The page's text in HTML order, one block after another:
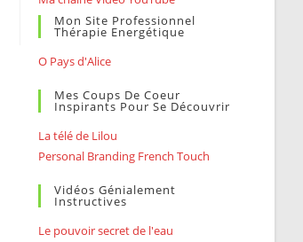
Mon Site Professionnel
Thérapie Energétique
O Pays d'Alice
Mes Coups De Coeur
Inspirants Pour Se Découvrir
La télé de Lilou
Personal Branding French Touch
Vidéos Génialement
Instructives
Le pouvoir secret de l'eau